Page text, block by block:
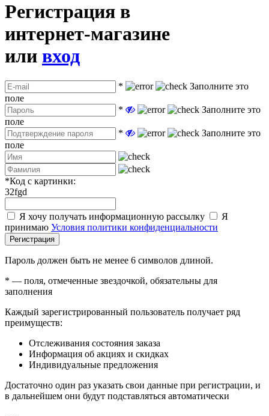
Регистрация в
интернет-магазине
или вход
*
Заполните это
поле
*
Заполните это
поле
*
Заполните это
поле
*Код с картинки:
32fgd
Я хочу получать информационную рассылку
Я
принимаю Условия политики конфиденциальности
Регистрация
Пароль должен быть не менее 6 символов длиной.
* — поля, отмеченные звездочкой, обязательны для
заполнения
Каждый зарегистрированный пользователь получает ряд
преимуществ:
Отслеживания состояния заказа
Информация об акциях и скидках
Индивидуальные предложения
Достаточно один раз указать свои данные при регистрации, и
в дальнейшем они будут подставляться автоматически